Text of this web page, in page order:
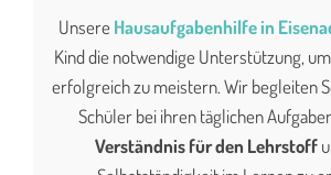
Unsere Hausaufgabenhilfe in
Kind die notwendige Unterstützung,
erfolgreich zu meistern. Wir begleiten
Schüler bei ihren täglichen
Verständnis für den Lehrstoff